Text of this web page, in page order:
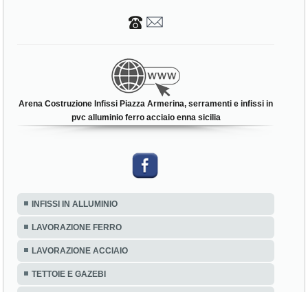
Arena Costruzione Infissi Piazza Armerina, serramenti e infissi in
pvc alluminio ferro acciaio enna sicilia
INFISSI IN ALLUMINIO
LAVORAZIONE FERRO
LAVORAZIONE ACCIAIO
TETTOIE E GAZEBI